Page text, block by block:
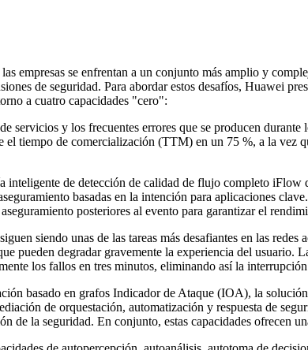
empresas se enfrentan a un conjunto más amplio y
de seguridad. Para abordar estos desafíos, Huawei
a cuatro capacidades "cero":
servicios y los frecuentes errores que se producen
el tiempo de comercialización (TTM) en un 75 %, a la vez
inteligente de detección de calidad de flujo completo
basadas en la intención para aplicaciones
posteriores al evento para garantizar el
siendo unas de las tareas más desafiantes en las
pueden degradar gravemente la experiencia del
los fallos en tres minutos, eliminando así la
basado en grafos Indicador de Ataque (IOA), la
de orquestación, automatización y respuesta de
de la seguridad. En conjunto, estas capacidades ofrecen